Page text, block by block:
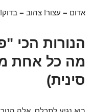
אדום = עצור! צהוב =
הנורות הכי
מה כל אחת
סינית)